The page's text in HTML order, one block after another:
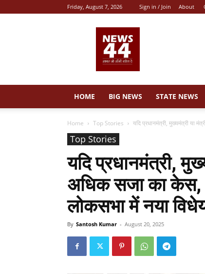
Friday, August 7, 2026 Sign in / Join About
44
HOME BIG NEWS STATE NEWS
Home Top Stories यदि प्रधानमंत्री, मुख्यमंत्री या
Top Stories
यदि प्रधानमंत्री,
अधिक सजा का केस,
लोकसभा में नया
By Santosh Kumar - August 20, 2025